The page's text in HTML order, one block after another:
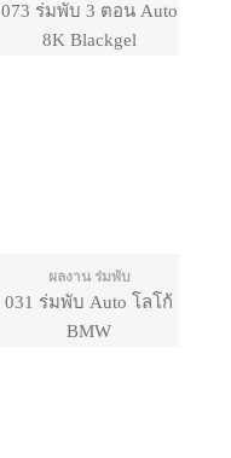
073 ร่มพับ 3 ตอน Auto
8K Blackgel
ผลงาน ร่มพับ
031 ร่มพับ Auto โลโก้
BMW